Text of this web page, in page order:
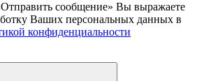
сообщение» Вы выражаете
Ваших персональных данных в
конфиденциальности